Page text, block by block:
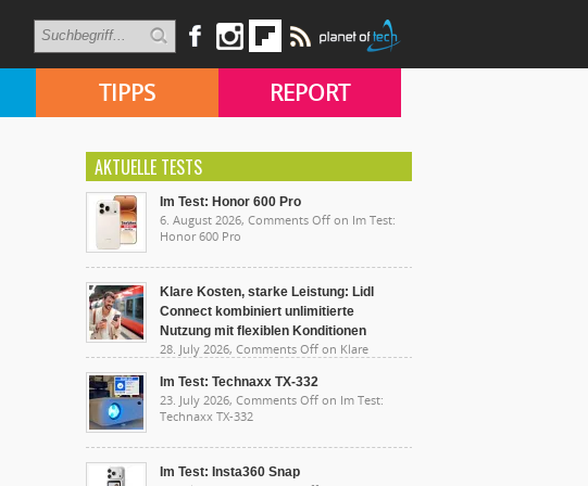
TIPPS REPORT
AKTUELLE TESTS
Im Test: Honor 600 Pro
6. August 2026, Comments Off on Im Test:
Honor 600 Pro
Klare Kosten, starke Leistung: Lidl
Connect kombiniert unlimitierte
Nutzung mit flexiblen Konditionen
28. July 2026, Comments Off on Klare
unlimitierte Nutzung mit flexiblen Konditionen
Im Test: Technaxx TX-332
23. July 2026, Comments Off on Im Test:
Technaxx TX-332
Im Test: Insta360 Snap